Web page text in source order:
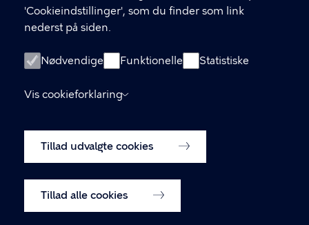
'Cookieindstillinger', som du finder som link
nederst på siden.
Nødvendige Funktionelle Statistiske
Vis cookieforklaring
Tillad udvalgte cookies
Tillad alle cookies
ÅbenDagtilbud.kk.dk
ÅbenSkole.kk.dk
groen.kk.dk
Cookiepolitik
Cookieindstillinger